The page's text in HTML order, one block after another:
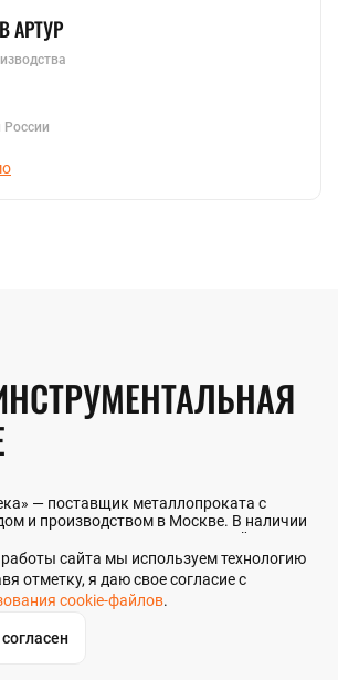
АРТУР
России
— поставщик металлопроката с
и производством в Москве. В наличии
и 70 наименований
цветной и нержавеющий прокат
Мы реализуем полосу
оптом, так и в розницу прямо со
под заказ. Контроль качества на всех
анализа до отгрузки.
сайта мы используем технологию
отметку, я даю свое согласие с
cookie-файлов.